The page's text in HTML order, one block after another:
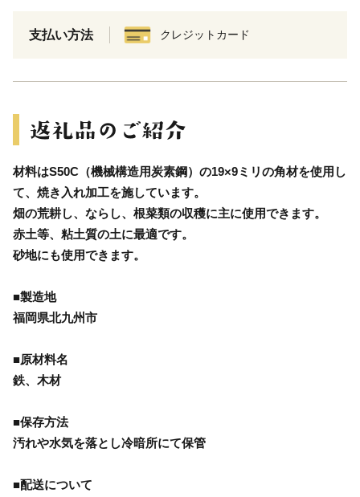
支払い方法 クレジットカード
材料はS50C（機械構造用炭素鋼）の19×9ミリの角材を使用し
て、焼き入れ加工を施しています。
畑の荒耕し、ならし、根菜類の収穫に主に使用できます。
赤土等、粘土質の土に最適です。
砂地にも使用できます。
■製造地
福岡県北九州市
■原材料名
鉄、木材
■保存方法
汚れや水気を落とし冷暗所にて保管
■配送について